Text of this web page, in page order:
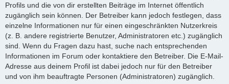
Profils und die von dir erstellten Beiträge im Internet öffentlich
zugänglich sein können. Der Betreiber kann jedoch festlegen, dass
einzelne Informationen nur für einen eingeschränkten Nutzerkreis
(z. B. andere registrierte Benutzer, Administratoren etc.) zugänglich
sind. Wenn du Fragen dazu hast, suche nach entsprechenden
Informationen im Forum oder kontaktiere den Betreiber. Die E-Mail-
Adresse aus deinem Profil ist dabei jedoch nur für den Betreiber
und von ihm beauftragte Personen (Administratoren) zugänglich.